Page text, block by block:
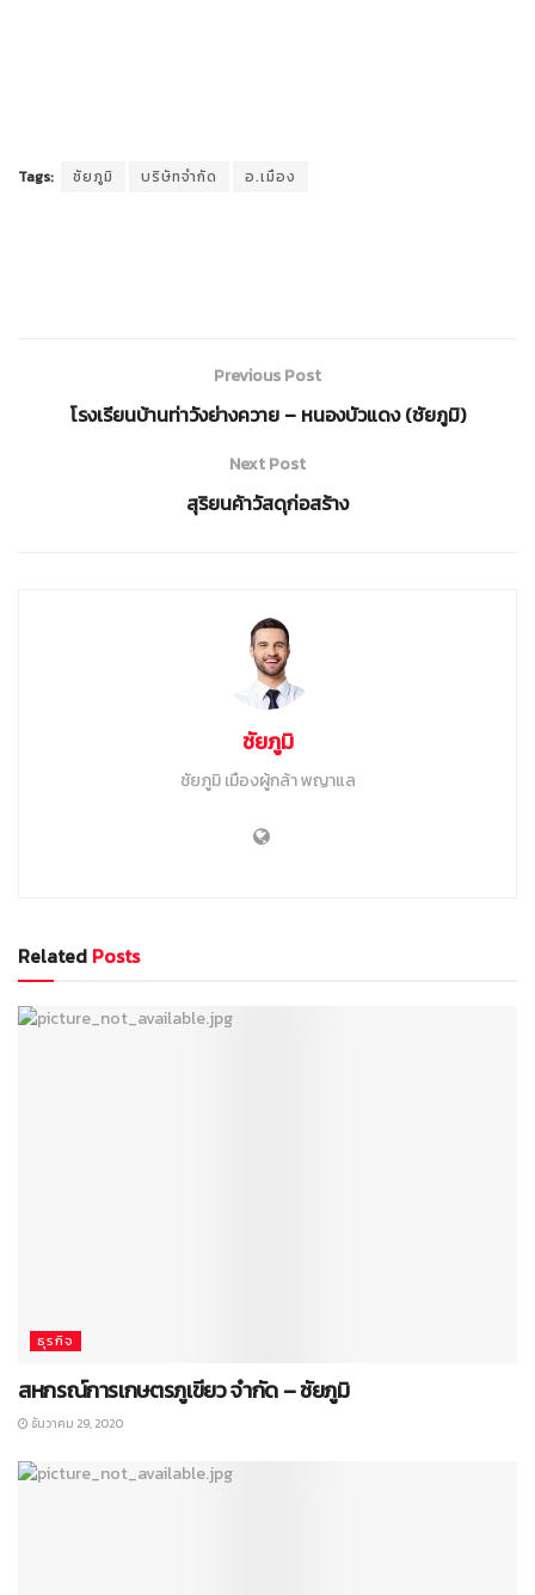
Tags: ชัยภูมิ บริษัทจำกัด อ.เมือง
Previous Post
โรงเรียนบ้านท่าวังย่างควาย – หนองบัวแดง (ชัยภูมิ)
Next Post
สุริยนค้าวัสดุก่อสร้าง
ชัยภูมิ
ชัยภูมิ เมืองผู้กล้า พญาแล
Related Posts
ธุรกิจ
สหกรณ์การเกษตรภูเขียว จำกัด – ชัยภูมิ
ธันวาคม 29, 2020